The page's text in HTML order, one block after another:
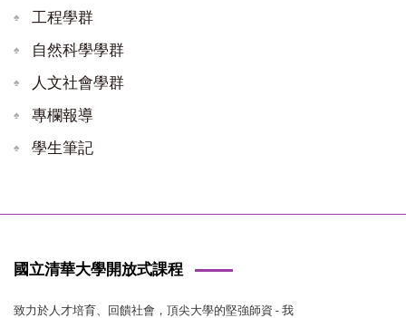
工程學群
自然科學學群
人文社會學群
專欄報導
學生筆記
國立清華大學開放式課程
致力於人才培育、回饋社會，頂尖大學的堅強師資 - 我